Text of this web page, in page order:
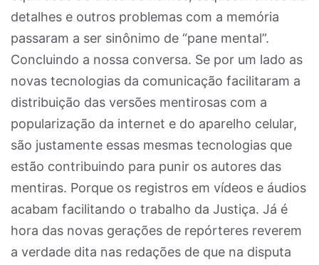
detalhes e outros problemas com a memória
passaram a ser sinônimo de “pane mental”.
Concluindo a nossa conversa. Se por um lado as
novas tecnologias da comunicação facilitaram a
distribuição das versões mentirosas com a
popularização da internet e do aparelho celular,
são justamente essas mesmas tecnologias que
estão contribuindo para punir os autores das
mentiras. Porque os registros em vídeos e áudios
acabam facilitando o trabalho da Justiça. Já é
hora das novas gerações de repórteres reverem
a verdade dita nas redações de que na disputa